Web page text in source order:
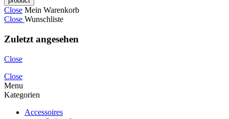
Close Mein Warenkorb
Close Wunschliste
Zuletzt angesehen
Close
Close
Menu
Kategorien
Accessoires